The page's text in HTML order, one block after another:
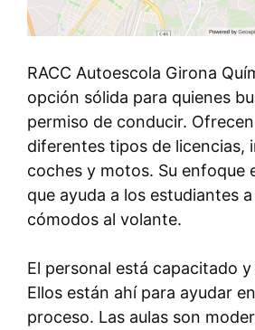
RACC Autoescola Girona
opción sólida para quienes
permiso de conducir.
diferentes tipos de licencias,
coches y motos. Su enfoque
que ayuda a los estudiantes
cómodos al volante.
El personal está capacitado y
Ellos están ahí para ayudar
proceso. Las aulas son